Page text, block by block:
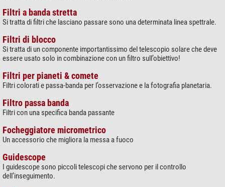
Filtri a banda stretta
Si tratta di filtri che lasciano passare sono una determinata linea spettrale.
Filtri di blocco
Si tratta di un componente importantissimo del telescopio solare che deve
essere usato solo in combinazione con un filtro sull’obiettivo!
Filtri per pianeti & comete
Filtri colorati e passa-banda per l’osservazione e la fotografia planetaria.
Filtro passa banda
Filtri con una specifica banda passante
Focheggiatore micrometrico
Un accessorio che migliora la messa a fuoco
Guidescope
I guidescope sono piccoli telescopi che servono per il controllo
dell’inseguimento.